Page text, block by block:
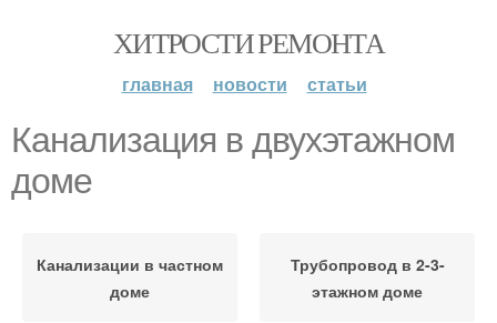
ХИТРОСТИ РЕМОНТА
главная новости статьи
Канализация в двухэтажном
доме
Канализации в частном
доме
Трубопровод в 2-3-
этажном доме